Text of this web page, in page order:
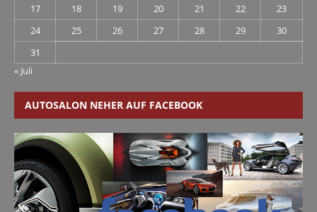
17
18 19 20 21 22
23
24
25 26 27 28 29
30
31
« Juli
AUTOSALON NEHER AUF FACEBOOK